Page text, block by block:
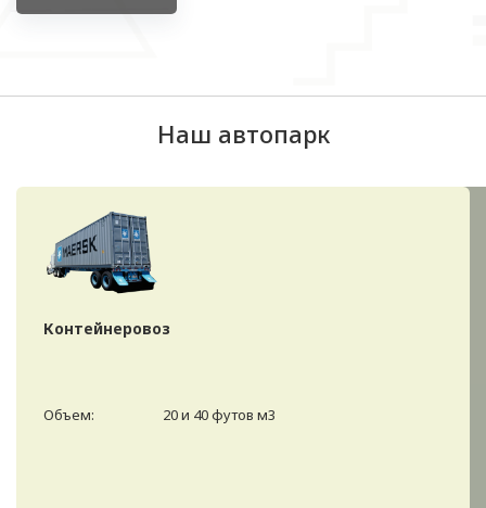
Наш автопарк
Контейнеровоз
Объем: 20 и 40 футов м3